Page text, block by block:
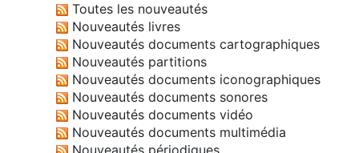
Toutes les nouveautés
Nouveautés livres
Nouveautés documents cartographiques
Nouveautés partitions
Nouveautés documents iconographiques
Nouveautés documents sonores
Nouveautés documents vidéo
Nouveautés documents multimédia
Nouveautés périodiques